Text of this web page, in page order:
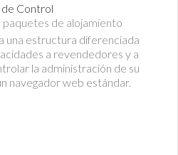
de Control
paquetes de alojamiento
una estructura diferenciada
a revendedores y a
la administración de su
navegador web estándar.